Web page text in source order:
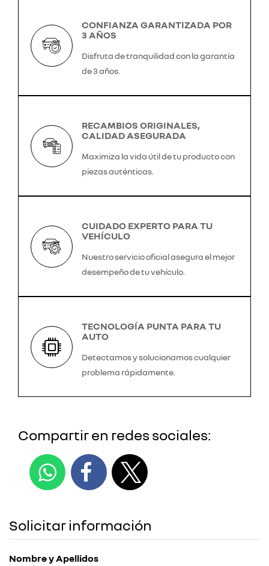
CONFIANZA GARANTIZADA POR
3 AÑOS
Disfruta de tranquilidad con la garantía
de 3 años.
RECAMBIOS ORIGINALES,
CALIDAD ASEGURADA
Maximiza la vida útil de tu producto con
piezas auténticas.
CUIDADO EXPERTO PARA TU
VEHÍCULO
Nuestro servicio oficial asegura el mejor
desempeño de tu vehículo.
TECNOLOGÍA PUNTA PARA TU
AUTO
Detectamos y solucionamos cualquier
problema rápidamente.
Compartir en redes sociales:
Solicitar información
Nombre y Apellidos